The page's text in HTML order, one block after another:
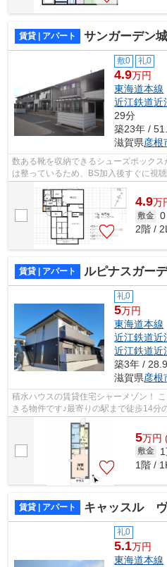
賃貸 | アパート サンガーデン
敷0 礼0
4.9万円
東海道本線
近江鉄道近
29分
築23年 /
滋賀県彦根
数ある靴を収納できるシューズボック
は整っているため、BS加入後すぐに視
面所が独立している物件。来訪者の顔...
4.9万
敷金 0
2階 /
賃貸 | アパート ルピナスガー
礼0
5万円
東海道本線
近江鉄道近
近江鉄道近
築3年 /
滋賀県彦根
積水ハウスの賃貸住宅シャーメゾン！
きる物件です♪最寄りの駅まで徒歩14分
です♪ ZEH（ネット・ゼロ・エネルギ...
5万円
敷金
1階 /
賃貸 | アパート キャッスル
礼0
5.1万円
東海道本線